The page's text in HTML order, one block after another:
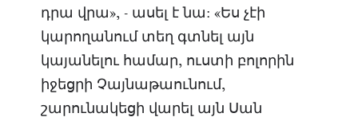
դրա վրա», - ասել է նա: «Ես չէի
կարողանում տեղ գտնել այն
կայանելու համար, ուստի բոլորին
իջեցրի Չայնաթաունում,
շարունակեցի վարել այն Սան